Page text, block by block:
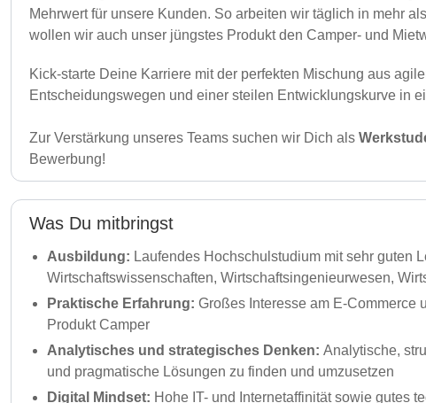
Mehrwert für unsere Kunden. So arbeiten wir täglich in mehr
wollen wir auch unser jüngstes Produkt den Camper- und
Kick-starte Deine Karriere mit der perfekten Mischung aus
Entscheidungswegen und einer steilen Entwicklungskurve in
Zur Verstärkung unseres Teams suchen wir Dich als
Bewerbung!
Was Du mitbringst
Ausbildung: Laufendes Hochschulstudium mit sehr guten
Wirtschaftswissenschaften, Wirtschaftsingenieurwesen,
Praktische Erfahrung: Großes Interesse am E-Commerce
Produkt Camper
Analytisches und strategisches Denken: Analytische,
und pragmatische Lösungen zu finden und umzusetzen
Digital Mindset: Hohe IT- und Internetaffinität sowie gutes